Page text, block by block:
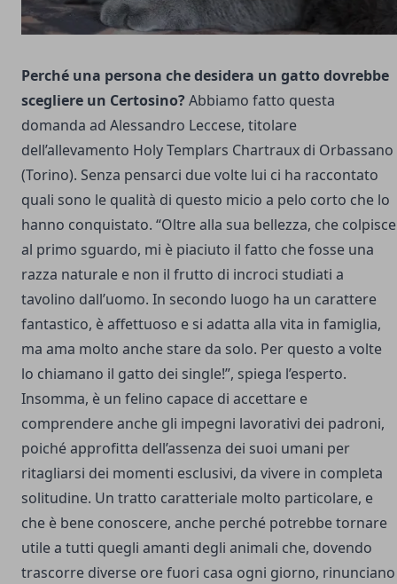
Perché una persona che desidera un gatto dovrebbe
scegliere un Certosino?Abbiamo fatto questa
domanda ad Alessandro Leccese, titolare
dell’allevamento Holy Templars Chartraux di Orbassano
(Torino). Senza pensarci due volte lui ci ha raccontato
quali sono le qualità di questo micio a pelo corto che lo
hanno conquistato. “Oltre alla sua bellezza, che colpisce
al primo sguardo, mi è piaciuto il fatto che fosse una
razza naturale e non il frutto di incroci studiati a
tavolino dall’uomo. In secondo luogo ha un carattere
fantastico, è affettuoso e si adatta alla vita in famiglia,
ma ama molto anche stare da solo. Per questo a volte
lo chiamano il gatto dei single!”, spiega l’esperto.
Insomma, è un felino capace di accettare e
comprendere anche gli impegni lavorativi dei padroni,
poiché approfitta dell’assenza dei suoi umani per
ritagliarsi dei momenti esclusivi, da vivere in completa
solitudine. Un tratto caratteriale molto particolare, e
che è bene conoscere, anche perché potrebbe tornare
utile a tutti quegli amanti degli animali che, dovendo
trascorre diverse ore fuori casa ogni giorno, rinunciano